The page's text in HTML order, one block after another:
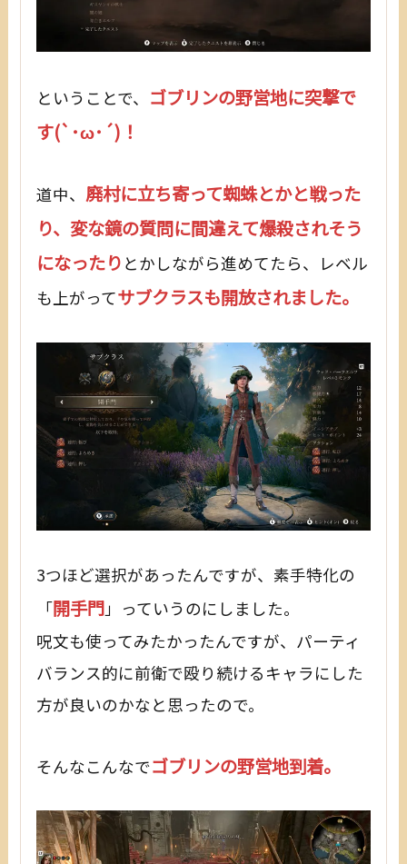
ということで、 ゴブリンの野営地に突撃で
す(`･ω･´)！
道中、廃村に立ち寄って蜘蛛とかと戦った
り、変な鏡の質問に間違えて爆殺されそう
になったり とかしながら進めてたら、レベル
も上がってサブクラスも開放されました。
3つほど選択があったんですが、素手特化の
「開手門 」っていうのにしました。
呪文も使ってみたかったんですが、パーティ
バランス的に前衛で殴り続けるキャラにした
方が良いのかなと思ったので。
そんなこんなでゴブリンの野営地到着。